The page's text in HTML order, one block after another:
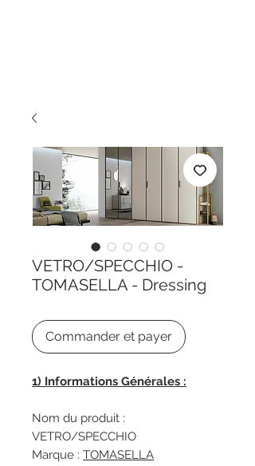
VETRO/SPECCHIO -
TOMASELLA - Dressing
Commander et payer
1) Informations Générales :
Nom du produit :
VETRO/SPECCHIO
Marque : TOMASELLA